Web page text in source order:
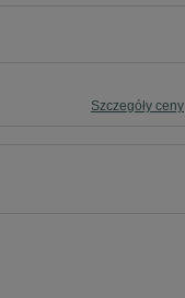
Szczegóły ceny